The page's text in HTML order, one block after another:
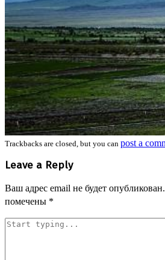
Trackbacks are closed, but you can post a
Leave a Reply
Ваш адрес email не будет опубликован.
помечены *